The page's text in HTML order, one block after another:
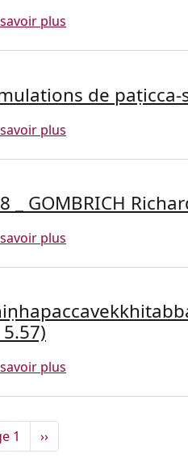
plus
de
plus
_ GOMBRICH
plus
plus
1 Page suivante
››